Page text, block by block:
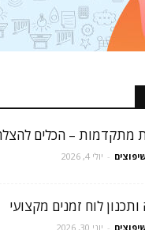
מתקדמות – הכלים
- יולי 4, 2026
ותכנון לוח זמנים מקצועי
- יוני 30, 2026